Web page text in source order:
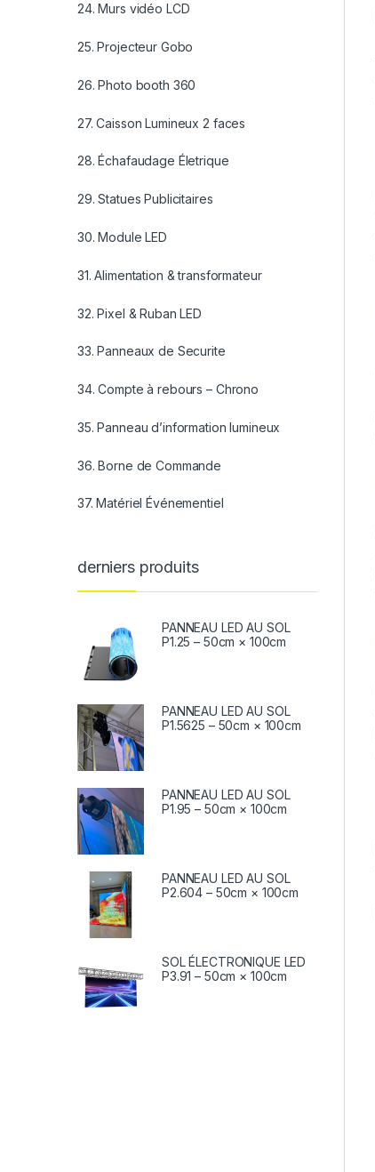
24. Murs vidéo LCD
25. Projecteur Gobo
26. Photo booth 360
27. Caisson Lumineux 2 faces
28. Échafaudage Életrique
29. Statues Publicitaires
30. Module LED
31. Alimentation & transformateur
32. Pixel & Ruban LED
33. Panneaux de Securite
34. Compte à rebours – Chrono
35. Panneau d’information lumineux
36. Borne de Commande
37. Matériel Événementiel
derniers produits
PANNEAU LED AU SOL
P1.25 – 50cm × 100cm
PANNEAU LED AU SOL
P1.5625 – 50cm × 100cm
PANNEAU LED AU SOL
P1.95 – 50cm × 100cm
PANNEAU LED AU SOL
P2.604 – 50cm × 100cm
SOL ÉLECTRONIQUE LED
P3.91 – 50cm × 100cm